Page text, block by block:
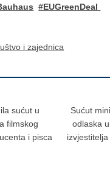
#EUGreenDeal
i zajednica
sućut u
filmskog
i pisca
Sućut
odlaska